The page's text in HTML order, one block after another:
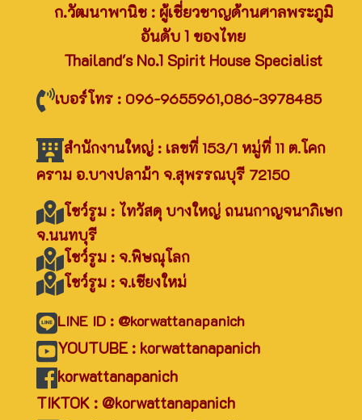
ก.วัฒนาพานิช : ผู้เชี่ยวชาญด้านศาลพระภูมิ
อันดับ 1 ของไทย
Thailand's No.1 Spirit House Specialist
เบอร์โทร : 096-9655961,086-3978485
สำนักงานใหญ่ : เลขที่ 153/1 หมู่ที่ 11 ต.โคก
คราม อ.บางปลาม้า จ.สุพรรณบุรี 72150
โชว์รูม : ไทวัสดุ บางใหญ่ ถนนกาญจนาภิเษก
จ.นนทบุรี
โชว์รูม : จ.พิษณุโลก
โชว์รูม : จ.เชียงใหม่
LINE ID : @korwattanapanich
YOUTUBE : korwattanapanich
korwattanapanich
TIKTOK : @korwattanapanich